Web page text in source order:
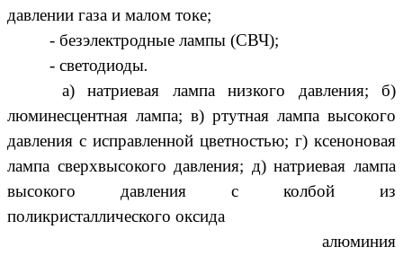
давлении газа и малом токе;
-безэлектродные лампы (СВЧ);
- светодиоды.
а) натриевая лампа низкого давления; б)
люминесцентная лампа; в) ртутная лампа высокого
давления с исправленной цветностью; г) ксеноновая
лампа сверхвысокого давления; д) натриевая лампа
высокого давления с колбой из
поликристаллического оксида
алюминия